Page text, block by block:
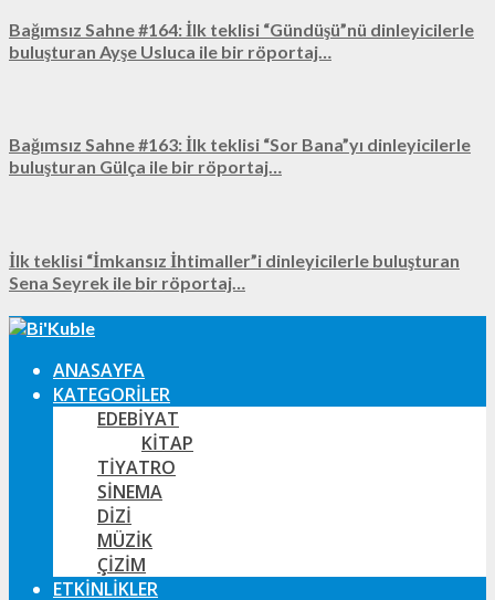
Bağımsız Sahne #164: İlk teklisi “Gündüşü”nü dinleyicilerle
buluşturan Ayşe Usluca ile bir röportaj…
Bağımsız Sahne #163: İlk teklisi “Sor Bana”yı dinleyicilerle
buluşturan Gülça ile bir röportaj…
İlk teklisi “İmkansız İhtimaller”i dinleyicilerle buluşturan
Sena Seyrek ile bir röportaj…
ANASAYFA
KATEGORILER
EDEBIYAT
KITAP
TIYATRO
SINEMA
DIZI
MÜZIK
ÇIZIM
ETKINLIKLER